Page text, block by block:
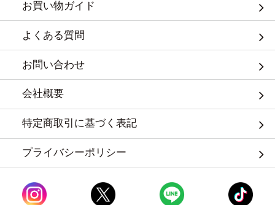
お買い物ガイド
よくある質問
お問い合わせ
会社概要
特定商取引に基づく表記
プライバシーポリシー